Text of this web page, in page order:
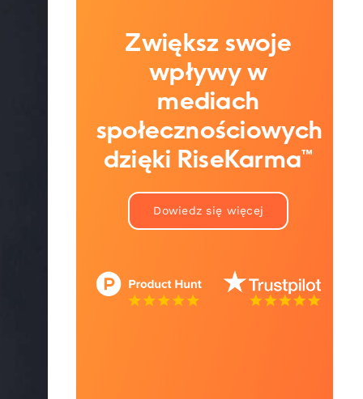
Zwiększ swoje
wpływy w
mediach
społecznościowych
dzięki RiseKarma™
Dowiedz się więcej